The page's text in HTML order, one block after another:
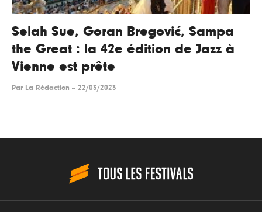
Selah Sue, Goran Bregović, Sampa
the Great : la 42e édition de Jazz à
Vienne est prête
Par La Rédaction -- 22/03/2023